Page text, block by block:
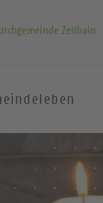
Zeithain